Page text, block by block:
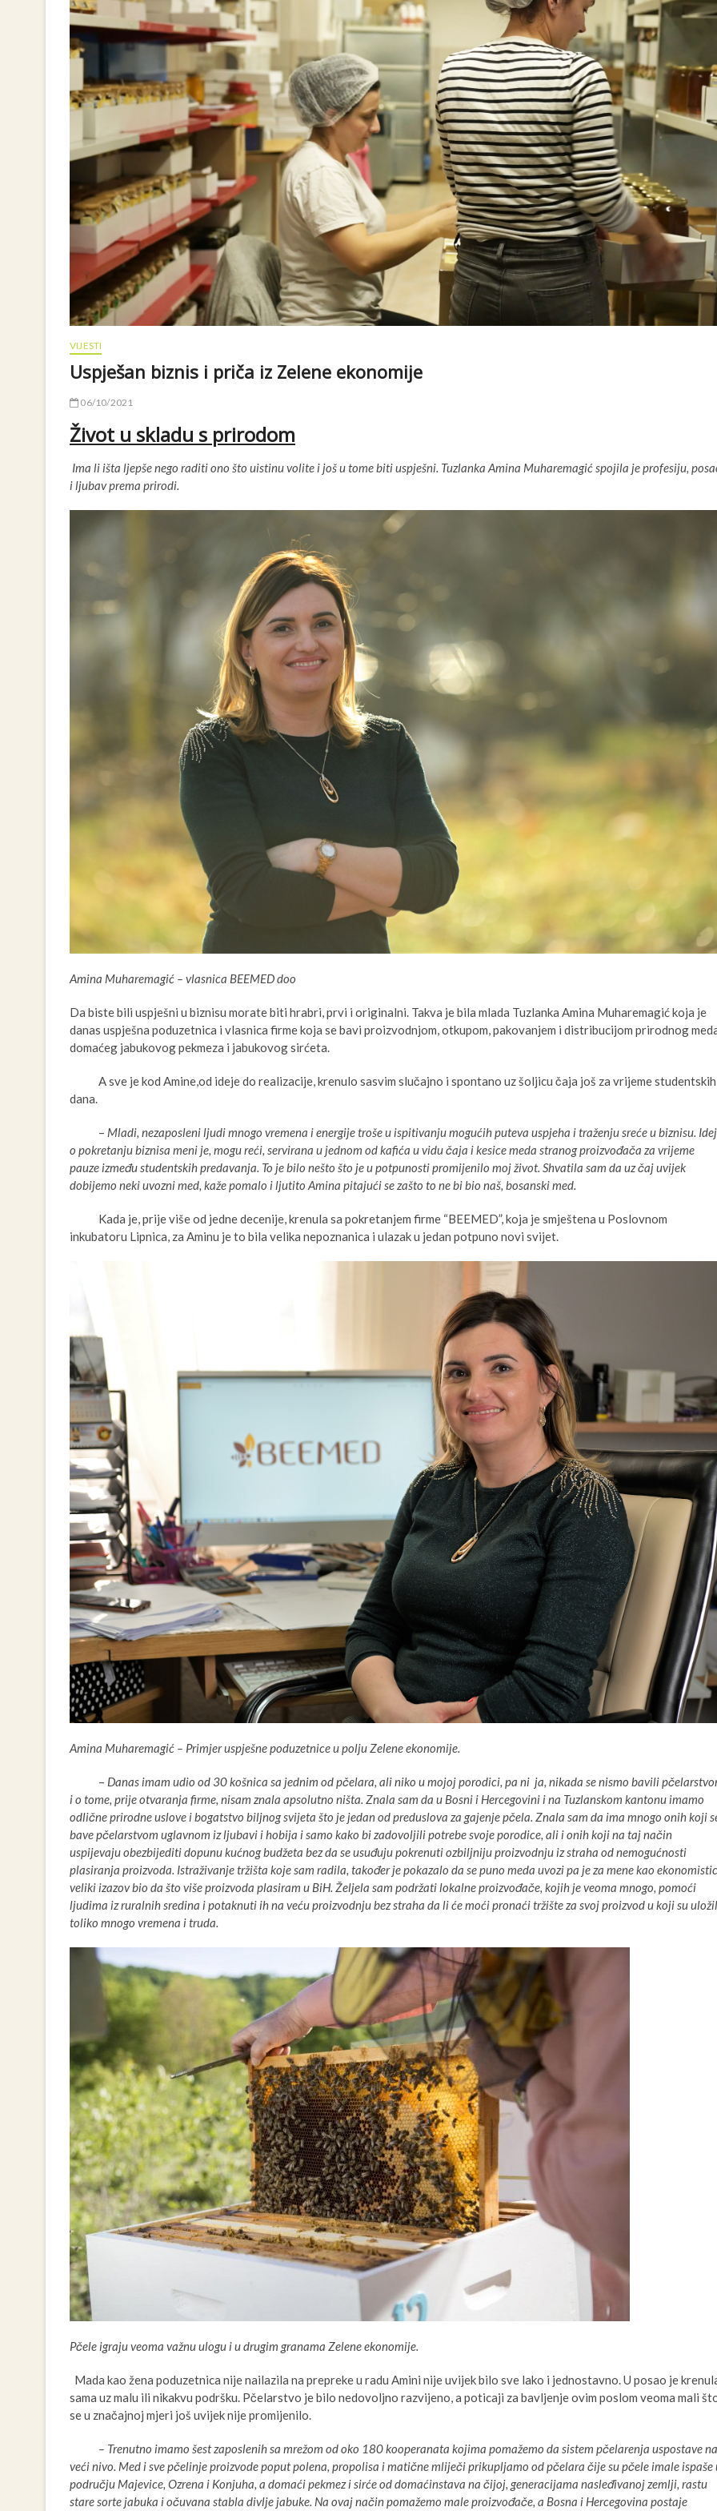
VIJESTI
Uspješan biznis i priča iz Zelene ekonomije
06/10/2021
Život u skladu s prirodom
Ima li išta ljepše nego raditi ono što uistinu volite i još u tome biti uspješni. Tuzlanka Amina Muharemagić spojila je profesiju,
i ljubav prema prirodi.
Amina Muharemagić – vlasnica BEEMED doo
Da biste bili uspješni u biznisu morate biti hrabri, prvi i originalni. Takva je bila mlada Tuzlanka Amina Muharemagić koja je
danas uspješna poduzetnica i vlasnica firme koja se bavi proizvodnjom, otkupom, pakovanjem i distribucijom prirodnog
domaćeg jabukovog pekmeza i jabukovog sirćeta.
A sve je kod Amine,od ideje do realizacije, krenulo sasvim slučajno i spontano uz šoljicu čaja još za vrijeme studentskih
dana.
– Mladi, nezaposleni ljudi mnogo vremena i energije troše u ispitivanju mogućih puteva uspjeha i traženju sreće u biznisu.
o pokretanju biznisa meni je, mogu reći, servirana u jednom od kafića u vidu čaja i kesice meda stranog proizvođača za vrijeme
pauze između studentskih predavanja. To je bilo nešto što je u potpunosti promijenilo moj život. Shvatila sam da uz čaj uvijek
dobijemo neki uvozni med, kaže pomalo i ljutito Amina pitajući se zašto to ne bi bio naš, bosanski med.
Kada je, prije više od jedne decenije, krenula sa pokretanjem firme “BEEMED”, koja je smještena u Poslovnom
inkubatoru Lipnica, za Aminu je to bila velika nepoznanica i ulazak u jedan potpuno novi svijet.
Amina Muharemagić – Primjer uspješne poduzetnice u polju Zelene ekonomije.
– Danas imam udio od 30 košnica sa jednim od pčelara, ali niko u mojoj porodici, pa ni ja, nikada se nismo bavili
i o tome, prije otvaranja firme, nisam znala apsolutno ništa. Znala sam da u Bosni i Hercegovini i na Tuzlanskom kantonu imamo
odlične prirodne uslove i bogatstvo biljnog svijeta što je jedan od preduslova za gajenje pčela. Znala sam da ima mnogo onih koji
bave pčelarstvom uglavnom iz ljubavi i hobija i samo kako bi zadovoljili potrebe svoje porodice, ali i onih koji na taj način
uspijevaju obezbijediti dopunu kućnog budžeta bez da se usuđuju pokrenuti ozbiljniju proizvodnju iz straha od nemogućnosti
plasiranja proizvoda. Istraživanje tržišta koje sam radila, također je pokazalo da se puno meda uvozi pa je za mene kao
veliki izazov bio da što više proizvoda plasiram u BiH. Željela sam podržati lokalne proizvođače, kojih je veoma mnogo, pomoći
ljudima iz ruralnih sredina i potaknuti ih na veću proizvodnju bez straha da li će moći pronaći tržište za svoj proizvod u koji su
toliko mnogo vremena i truda.
Pčele igraju veoma važnu ulogu i u drugim granama Zelene ekonomije.
Mada kao žena poduzetnica nije nailazila na prepreke u radu Amini nije uvijek bilo sve lako i jednostavno. U posao je
sama uz malu ili nikakvu podršku. Pčelarstvo je bilo nedovoljno razvijeno, a poticaji za bavljenje ovim poslom veoma mali
se u značajnoj mjeri još uvijek nije promijenilo.
– Trenutno imamo šest zaposlenih sa mrežom od oko 180 kooperanata kojima pomažemo da sistem pčelarenja uspostave na
veći nivo. Med i sve pčelinje proizvode poput polena, propolisa i matične mliječi prikupljamo od pčelara čije su pčele imale ispaše
području Majevice, Ozrena i Konjuha, a domaći pekmez i sirće od domaćinstava na čijoj, generacijama nasleđivanoj zemlji, rastu
stare sorte jabuka i očuvana stabla divlje jabuke. Na ovaj način pomažemo male proizvođače, a Bosna i Hercegovina postaje